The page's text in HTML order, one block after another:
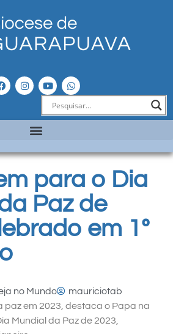
para o Dia
Paz de
em 1º
no Mundo
mauriciotab
paz em 2023, destaca o Papa na
Mundial da Paz de 2023,